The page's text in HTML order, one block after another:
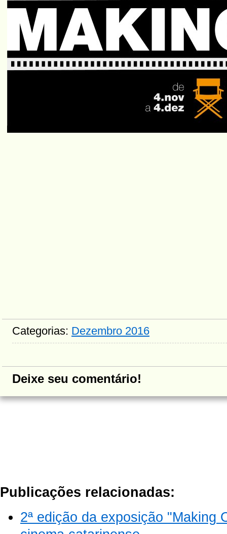
Categorias: Dezembro 2016
Deixe seu comentário!
Publicações relacionadas:
2ª edição da exposição "Making